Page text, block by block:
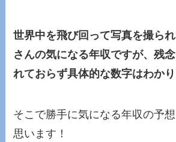
世界中を飛び回って写真を撮ら
さんの気になる年収ですが、残
れておらず具体的な数字はわかり
そこで勝手に気になる年収の予
思います！